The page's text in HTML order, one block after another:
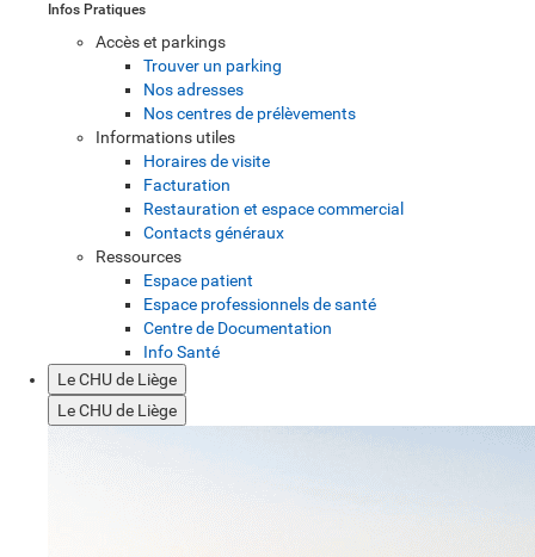
Infos Pratiques
Accès et parkings
Trouver un parking
Nos adresses
Nos centres de prélèvements
Informations utiles
Horaires de visite
Facturation
Restauration et espace commercial
Contacts généraux
Ressources
Espace patient
Espace professionnels de santé
Centre de Documentation
Info Santé
Le CHU de Liège
Le CHU de Liège